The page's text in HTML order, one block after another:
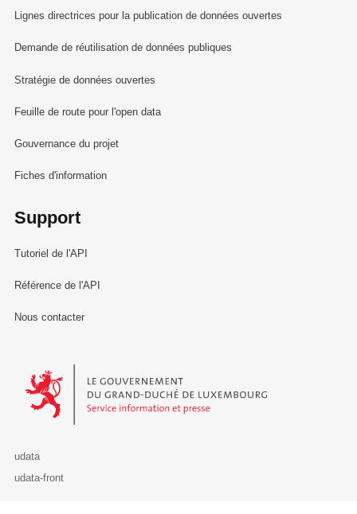
Lignes directrices pour la publication de données ouvertes
Demande de réutilisation de données publiques
Stratégie de données ouvertes
Feuille de route pour l'open data
Gouvernance du projet
Fiches d'information
Support
Tutoriel de l'API
Référence de l'API
Nous contacter
Le Gouvernement du Grand-Duché de Luxembourg - Service
udata
udata-front